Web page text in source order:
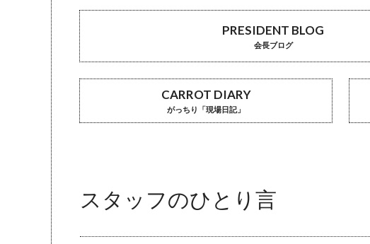
PRESIDENT BLOG
会長ブログ
CARROT DIARY
がっちり「現場日記」
スタッフのひとり言